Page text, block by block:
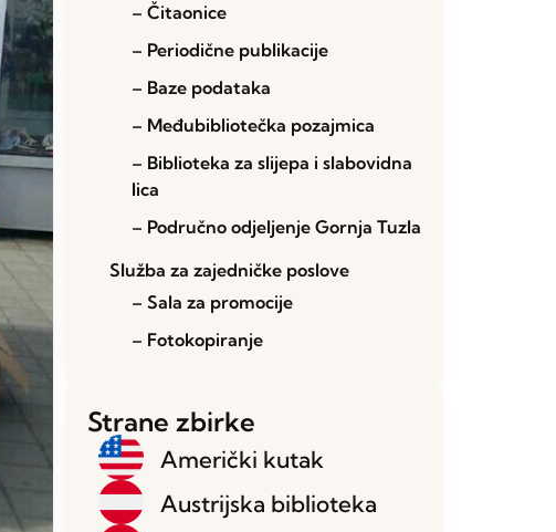
– Čitaonice
– Periodične publikacije
– Baze podataka
– Međubibliotečka pozajmica
– Biblioteka za slijepa i slabovidna
lica
– Područno odjeljenje Gornja Tuzla
Služba za zajedničke poslove
– Sala za promocije
– Fotokopiranje
Strane zbirke
Američki kutak
Austrijska biblioteka